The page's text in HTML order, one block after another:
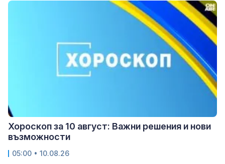
Хороскоп за 10 август: Важни решения и нови
възможности
05:00 • 10.08.26